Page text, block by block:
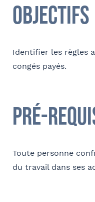
Objectifs
Identifier les règles
congés payés.
Pré-
Toute personne
du travail dans ses
Coordonnées
Ville